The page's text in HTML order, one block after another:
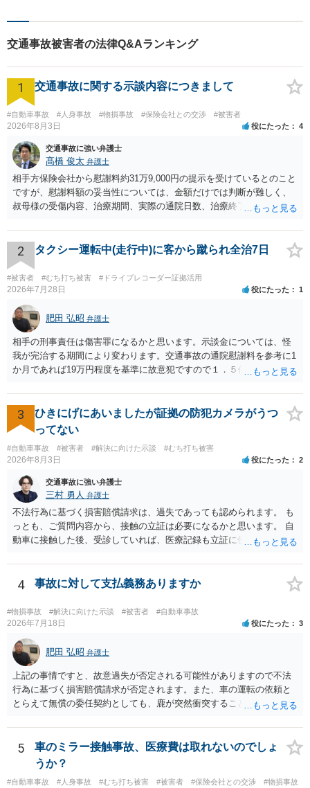
また、１２０万円というのは、あくまで自賠責保険の基準ですので、
ような形になりますが、一度お近くの弁護士に相談されてはいかがで
交通事故被害者の法律Q&Aランキング
1 交通事故に関する示談内容につきまして
#自動車事故 #人身事故 #物損事故 #保険会社との交渉 #被害者
2026年8月3日 役にたった 4
交通事故に強い弁護士
髙橋 俊太 弁護士
相手方保険会社から慰謝料約31万9,000円の提示を受けているとのこと
ですが、慰謝料額の妥当性については、金額だけでは判断が難しく、
叔母様の受傷内容、治療期間、実際の通院日数、治療終了の経緯、後
確認する必要があります。保険会社から提示される慰謝料額について
は、弁護士が介入することにより増額を検討できる場合がありますの
で、以下の資料・情報を準備した上で、弁護士に個別に相談すること
をお勧めいたします。 ・相手方保険会社から届いている示談金額の提
示書類 ・叔母様の診断名、けがの内容 ・治療開始日及び治療終了日
・入院の有無、通院回数 ・現在も症状が残っているか ・叔母様ご本人
やご家族等が加入している保険に、今回の事故で利用できる弁護士費
用特約が付帯しているか なお、被害者は叔母様ご本人となりますの
で、弁護士が受任する場合には、叔母様ご本人の依頼意思等を確認す
る必要があります。日本語での十分な意思疎通が難しいとのことです
ので、そのあたりのご事情も踏まえて、依頼意思の確認方法等を検討
2 タクシー運転中(走行中)に客から蹴られ全治7日
#被害者 #むち打ち被害 #ドライブレコーダー証拠活用
2026年7月28日 役にたった 1
肥田 弘昭 弁護士
相手の刑事責任は傷害罪になるかと思います。示談金については、怪
我が完治する期間により変わります。交通事故の通院慰謝料を参考に1
か月であれば19万円程度を基準に故意犯ですので１．５倍か2倍程度す
上がるかと思います。ご参考にしてください。
3
ひきにげにあいましたが証拠の防犯カメラがうつ
ってない
#自動車事故 #被害者 #解決に向けた示談 #むち打ち被害
2026年8月3日 役にたった 2
交通事故に強い弁護士
三村 勇人 弁護士
不法行為に基づく損害賠償請求は、過失であっても認められます。 も
っとも、ご質問内容から、接触の立証は必要になるかと思います。 自
動車に接触した後、受診していれば、医療記録も立証に使えるかと思
士にご相談ください。
4 事故に対して支払義務ありますか
#物損事故 #解決に向けた示談 #被害者 #自動車事故
2026年7月18日 役にたった 3
肥田 弘昭 弁護士
上記の事情ですと、故意過失が否定される可能性がありますので不法
行為に基づく損害賠償請求が否定されます。また、車の運転の依頼と
とらえて無償の委任契約としても、鹿が突然衝突することは予見がで
償請求も成立しない可能性があります。以上の理由から支払義務は否
定される可能性が高いです。ご参考にしてください。
5
車のミラー接触事故、医療費は取れないのでしょ
うか？
#自動車事故 #人身事故 #むち打ち被害 #被害者 #保険会社との交渉 #物損事故